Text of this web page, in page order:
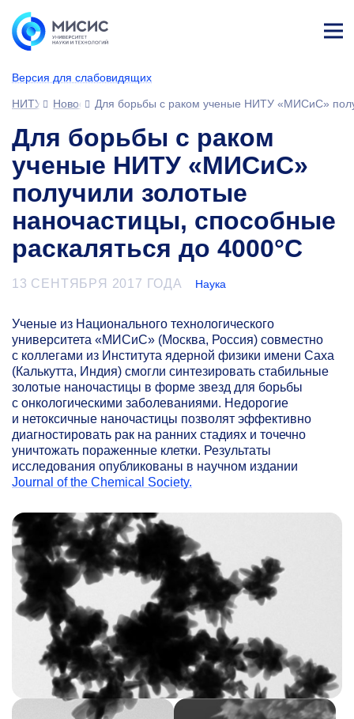
Версия для слабовидящих
ине
НИТУ МИСИС
НовостиДля борьбы с раком ученые НИТУ «МИСиС»
Для борьбы с раком
ученые НИТУ «МИСиС»
получили золотые
наночастицы, способные
раскаляться до 4000°C
13 СЕНТЯБРЯ 2017 ГОДА Наука
Ученые из Национального технологического
университета «МИСиС» (Москва, Россия) совместно
с коллегами из Института ядерной физики имени Саха
(Калькутта, Индия) смогли синтезировать стабильные
золотые наночастицы в форме звезд для борьбы
с онкологическими заболеваниями. Недорогие
и нетоксичные наночастицы позволят эффективно
диагностировать рак на ранних стадиях и точечно
уничтожать пораженные клетки. Результаты
исследования опубликованы в научном издании
Journal of the Chemical Society.